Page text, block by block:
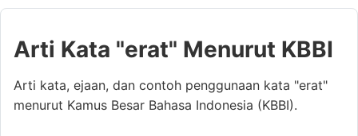
Arti Kata "erat" Menurut KBBI
Arti kata, ejaan, dan contoh penggunaan kata "erat"
menurut Kamus Besar Bahasa Indonesia (KBBI).